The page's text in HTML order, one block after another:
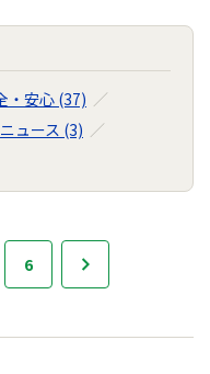
・安心 (37)
ニュース (3)
6